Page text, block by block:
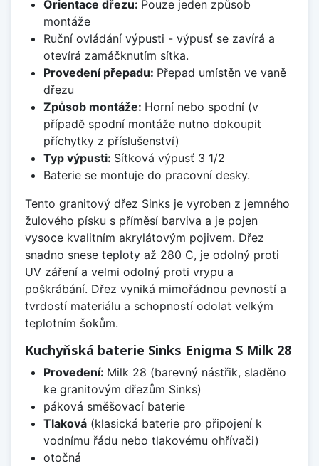
Orientace dřezu: Pouze jeden způsob
montáže
Ruční ovládání výpusti - výpusť se zavírá a
otevírá zamáčknutím sítka.
Provedení přepadu: Přepad umístěn ve vaně
dřezu
Způsob montáže: Horní nebo spodní (v
případě spodní montáže nutno dokoupit
příchytky z příslušenství)
Typ výpusti: Sítková výpusť 3 1/2
Baterie se montuje do pracovní desky.
Tento granitový dřez Sinks je vyroben z jemného
žulového písku s příměsí barviva a je pojen
vysoce kvalitním akrylátovým pojivem. Dřez
snadno snese teploty až 280 C, je odolný proti
UV záření a velmi odolný proti vrypu a
poškrábání. Dřez vyniká mimořádnou pevností a
tvrdostí materiálu a schopností odolat velkým
teplotním šokům.
Kuchyňská baterie Sinks Enigma S Milk 28
Provedení: Milk 28 (barevný nástřik, sladěno
ke granitovým dřezům Sinks)
páková směšovací baterie
Tlaková(klasická baterie pro připojení k
vodnímu řádu nebo tlakovému ohřívači)
otočná